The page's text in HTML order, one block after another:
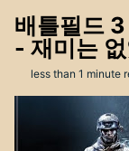
배틀필드
- 재미는
less than 1 minute